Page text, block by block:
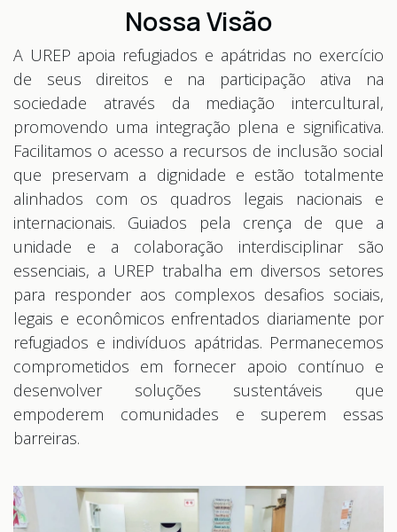
Nossa Visão
A UREP apoia refugiados e apátridas no exercício
de seus direitos e na participação ativa na
sociedade através da mediação intercultural,
promovendo uma integração plena e significativa.
Facilitamos o acesso a recursos de inclusão social
que preservam a dignidade e estão totalmente
alinhados com os quadros legais nacionais e
internacionais. Guiados pela crença de que a
unidade e a colaboração interdisciplinar são
essenciais, a UREP trabalha em diversos setores
para responder aos complexos desafios sociais,
legais e econômicos enfrentados diariamente por
refugiados e indivíduos apátridas. Permanecemos
comprometidos em fornecer apoio contínuo e
desenvolver soluções sustentáveis que
empoderem comunidades e superem essas
barreiras.